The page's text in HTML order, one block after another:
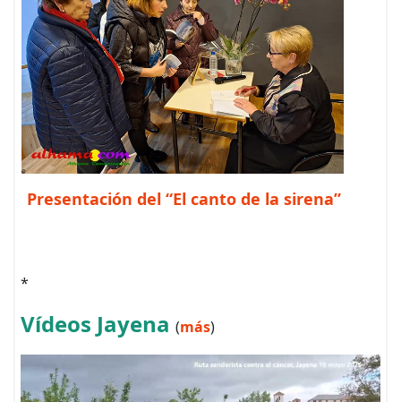
Presentación del “El canto de la sirena”
*
Vídeos Jayena (más)